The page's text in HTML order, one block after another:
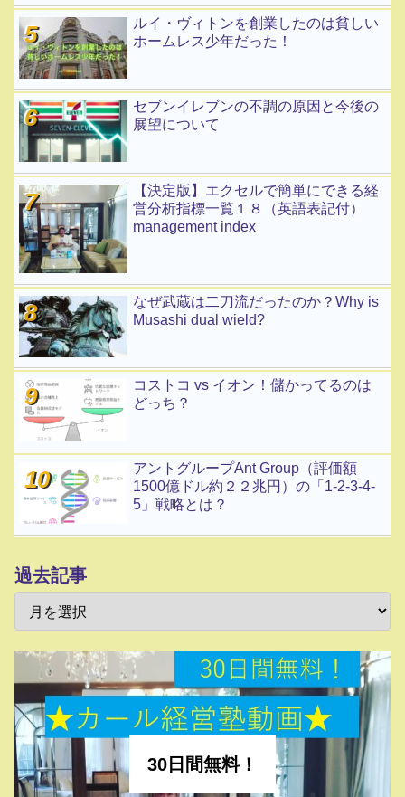
ルイ・ヴィトンを創業したのは貧しい
ホームレス少年だった！
セブンイレブンの不調の原因と今後の
展望について
【決定版】エクセルで簡単にできる経
営分析指標一覧１８（英語表記付）
management index
なぜ武蔵は二刀流だったのか？Why is
Musashi dual wield?
コストコ vs イオン！儲かってるのは
どっち？
アントグループAnt Group（評価額
1500億ドル約２２兆円）の「1-2-3-4-
5」戦略とは？
過去記事
30日間無料！